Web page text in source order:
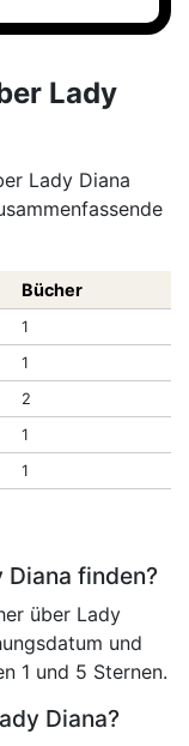
Lady
Lady Diana
Bücher
1
1
2
1
1
Diana finden?
über Lady
und
1 und 5 Sternen.
Diana?